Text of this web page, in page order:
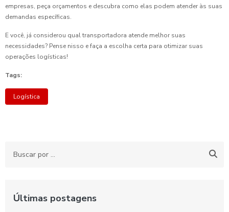
empresas, peça orçamentos e descubra como elas podem atender às suas
demandas específicas.
E você, já considerou qual transportadora atende melhor suas
necessidades? Pense nisso e faça a escolha certa para otimizar suas
operações logísticas!
Tags:
Logística
Últimas postagens